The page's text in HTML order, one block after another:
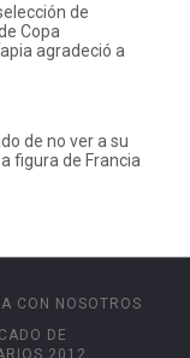
de
Copa
agradeció a
de no ver a su
figura de Francia
CON NOSOTROS
DE
2012